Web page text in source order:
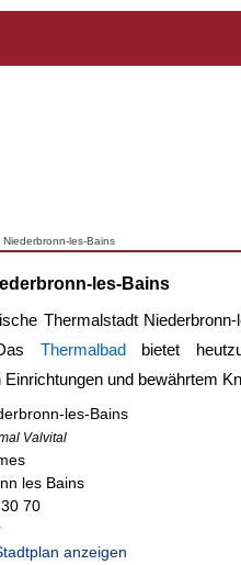
Niederbronn-les-Bains
les-Bains
Thermalstadt
Thermalbadbietet
und bewährtem
les-Bains
Valvital
les Bains
70
anzeigen